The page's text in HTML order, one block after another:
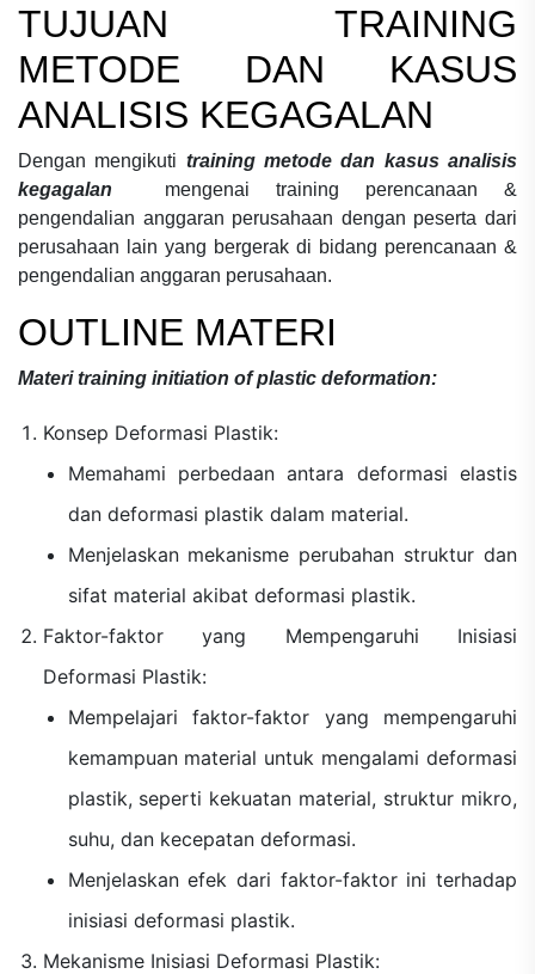
TUJUAN TRAINING
METODE DAN KASUS
ANALISIS KEGAGALAN
Dengan mengikuti training metode dan kasus analisis
kegagalan
mengenai training perencanaan &
pengendalian anggaran perusahaan dengan peserta dari
perusahaan lain yang bergerak di bidang perencanaan &
pengendalian anggaran perusahaan.
OUTLINE MATERI
Materitraining initiation of plastic deformation:
Konsep Deformasi Plastik:
Memahami perbedaan antara deformasi elastis
dan deformasi plastik dalam material.
Menjelaskan mekanisme perubahan struktur dan
sifat material akibat deformasi plastik.
Faktor-faktor yang Mempengaruhi Inisiasi
Deformasi Plastik:
Mempelajari faktor-faktor yang mempengaruhi
kemampuan material untuk mengalami deformasi
plastik, seperti kekuatan material, struktur mikro,
suhu, dan kecepatan deformasi.
Menjelaskan efek dari faktor-faktor ini terhadap
inisiasi deformasi plastik.
Mekanisme Inisiasi Deformasi Plastik: